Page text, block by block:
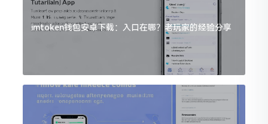
imtoken钱包安卓下载：入口在哪？老玩家的经验分享